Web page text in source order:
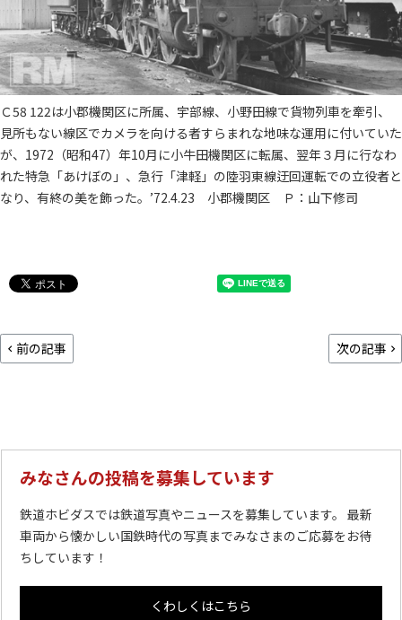
Ｃ58 122は小郡機関区に所属、宇部線、小野田線で貨物列車を牽引、
見所もない線区でカメラを向ける者すらまれな地味な運用に付いていた
が、1972（昭和47）年10月に小牛田機関区に転属、翌年３月に行なわ
れた特急「あけぼの」、急行「津軽」の陸羽東線迂回運転での立役者と
なり、有終の美を飾った。’72.4.23 小郡機関区 Ｐ：山下修司
前の記事 次の記事
みなさんの投稿を募集しています
鉄道ホビダスでは鉄道写真やニュースを募集しています。 最新
車両から懐かしい国鉄時代の写真までみなさまのご応募をお待
ちしています！
くわしくはこちら